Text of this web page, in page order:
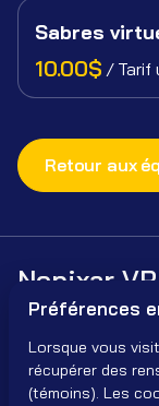
Sabres
/
Retour aux
Nopixar
mesure,
Préférences
Lorsque vous
récupérer des
(témoins). Les